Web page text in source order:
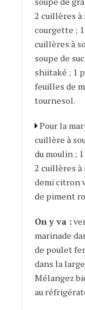
2 cuillères à
courgette ;
cuillères à
soupe de
shiitaké ; 1
feuilles de
tournesol.
Pour la
cuillère à
du moulin ;
2 cuillères à
demi citron
de piment
On y va :
marinade
de poulet
dans la
Mélangez
au